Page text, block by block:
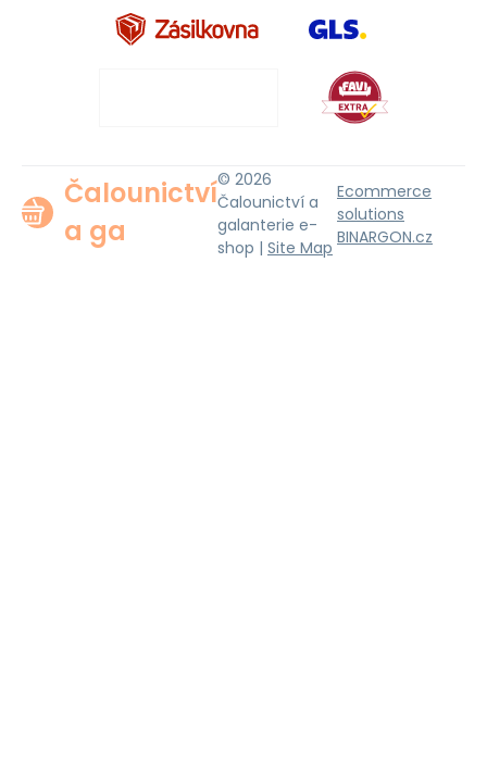
Čalounictví
a ga
© 2026
Čalounictví a
galanterie e-
shop | Site Map
Ecommerce
solutions
BINARGON.cz